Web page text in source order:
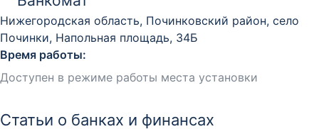
Нижегородская область, Починковский район, село
Починки, Напольная площадь, 34Б
Время работы:
Доступен в режиме работы места установки
Статьи о банках и финансах